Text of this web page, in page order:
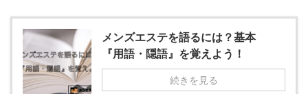
メンズエステを語るには？基本
『用語・隠語』を覚えよう！
続きを見る